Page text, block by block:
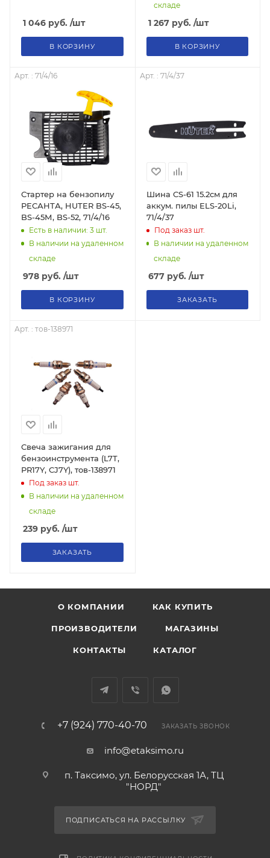
1 046 руб. /шт
В КОРЗИНУ
складе
1 267руб. /шт
В КОРЗИНУ
Арт. : 71/4/16
Стартер на бензопилу
РЕСАНТА, HUTER BS-45,
BS-45М, BS-52, 71/4/16
Есть в наличии: 3 шт.
В наличии на удаленном
складе
978 руб. /шт
В КОРЗИНУ
Арт. : 71/4/37
Шина CS-61 15.2см для
аккум. пилы ELS-20Li,
71/4/37
Под заказшт.
В наличии на удаленном
складе
677руб. /шт
ЗАКАЗАТЬ
Арт. : тов-138971
Свеча зажигания для
бензоинструмента (L7T,
РR17Y, CJ7Y), тов-138971
Под заказ шт.
В наличии на удаленном
складе
239 руб. /шт
ЗАКАЗАТЬ
О КОМПАНИИ КАК КУПИТЬ
ПРОИЗВОДИТЕЛИ МАГАЗИНЫ
КОНТАКТЫ КАТАЛОГ
+7 (924) 770-40-70 ЗАКАЗАТЬ ЗВОНОК
info@etaksimo.ru
п. Таксимо, ул. Белорусская 1А, ТЦ
"НОРД"
ПОДПИСАТЬСЯ НА РАССЫЛКУ